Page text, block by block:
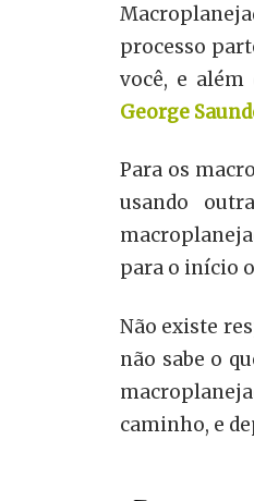
processo
você, e além
George
Para os
usando
para o início
Não existe
não sabe o
caminho, e